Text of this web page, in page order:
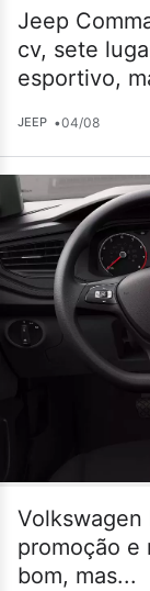
Jeep
cv, sete
esportivo,
JEEP •04/08
Volkswagen
promoção e
bom, mas...